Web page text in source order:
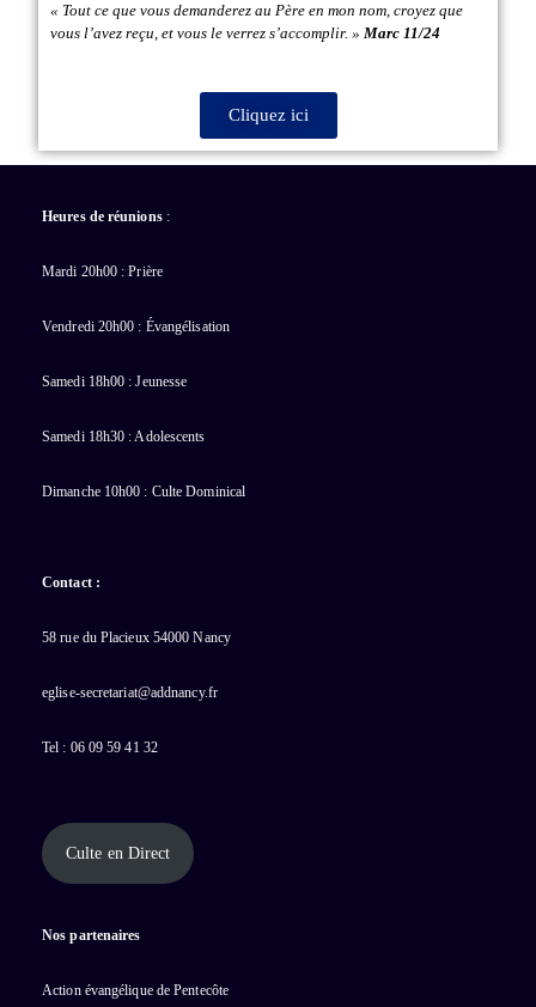
« Tout ce que vous demanderez au Père en mon nom, croyez que
vous l’avez reçu, et vous le verrez s’accomplir. »Marc 11/24
Cliquez ici
Heures de réunions:
Mardi 20h00 : Prière
Vendredi 20h00 : Évangélisation
Samedi 18h00 : Jeunesse
Samedi 18h30 : Adolescents
Dimanche 10h00 : Culte Dominical
Contact :
58 rue du Placieux 54000 Nancy
eglise-secretariat@addnancy.fr
Tel : 06 09 59 41 32
Culte en Direct
Nos partenaires
Action évangélique de Pentecôte